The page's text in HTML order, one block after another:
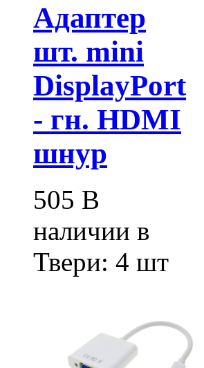
Адаптер
шт. mini
DisplayPort
- гн. HDMI
шнур
505 В
наличии в
Твери: 4 шт